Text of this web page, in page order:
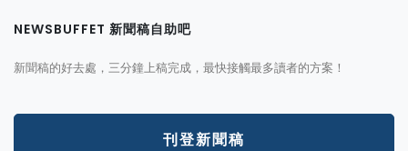
NEWSBUFFET 新聞稿自助吧
新聞稿的好去處，三分鐘上稿完成，最快接觸最多讀者的方案！
刊登新聞稿